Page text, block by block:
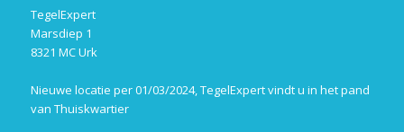
TegelExpert
Marsdiep 1
8321 MC Urk
Nieuwe locatie per 01/03/2024, TegelExpert vindt u in het pand
van Thuiskwartier